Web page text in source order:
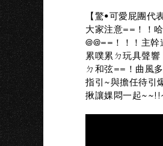
【驚•可愛屁團代
大家注意==！！
@@==！！！主
累噗累ㄉ玩具聲
ㄉ和弦==！曲風
指引~與擔任待引
揪讓婐悶一起